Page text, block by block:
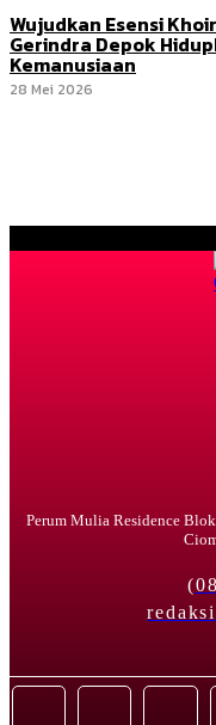
Wujudkan Esensi
Gerindra Depok
Kemanusiaan
28 Mei 2026
Perum Mulia Residence